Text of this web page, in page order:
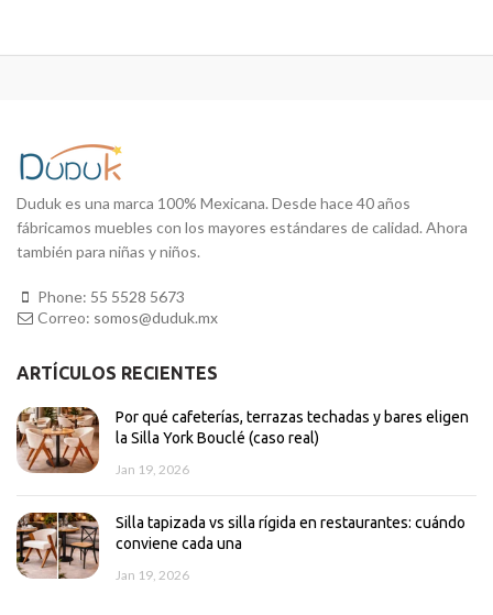
Duduk es una marca 100% Mexicana. Desde hace 40 años
fábricamos muebles con los mayores estándares de calidad. Ahora
también para niñas y niños.
Phone: 55 5528 5673
Correo: somos@duduk.mx
ARTÍCULOS RECIENTES
Por qué cafeterías, terrazas techadas y bares eligen
la Silla York Bouclé (caso real)
Jan 19, 2026
Silla tapizada vs silla rígida en restaurantes: cuándo
conviene cada una
Jan 19, 2026